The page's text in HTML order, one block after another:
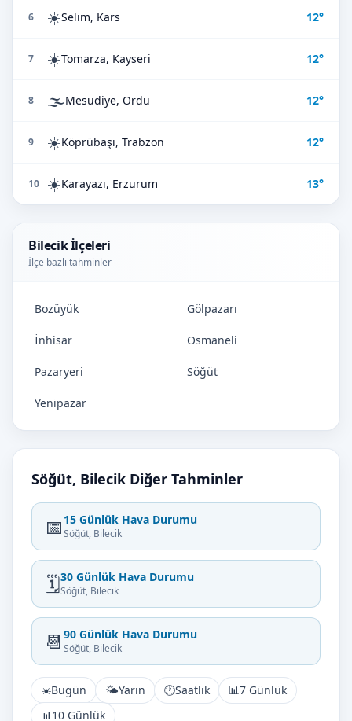
6 ☀️Selim, Kars 12°
7 ☀️Tomarza, Kayseri 12°
8 🌫️Mesudiye, Ordu 12°
9 ☀️Köprübaşı, Trabzon 12°
10 ☀️Karayazı, Erzurum 13°
Bilecik İlçeleri
İlçe bazlı tahminler
Bozüyük Gölpazarı
İnhisar Osmaneli
Pazaryeri Söğüt
Yenipazar
Söğüt, Bilecik Diğer Tahminler
📅 15 Günlük Hava Durumu
Söğüt, Bilecik
🗓️30 Günlük Hava Durumu
Söğüt, Bilecik
📆 90 Günlük Hava Durumu
Söğüt, Bilecik
☀️Bugün 🌤️Yarın 🕐Saatlik 📊7 Günlük
📊10 Günlük